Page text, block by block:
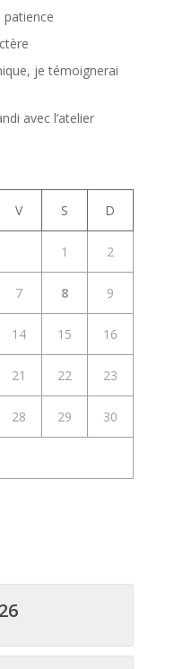
patience
je témoignerai
avec l’atelier
V S D
1 2
7 8 9
14 15 16
21 22 23
28 29 30